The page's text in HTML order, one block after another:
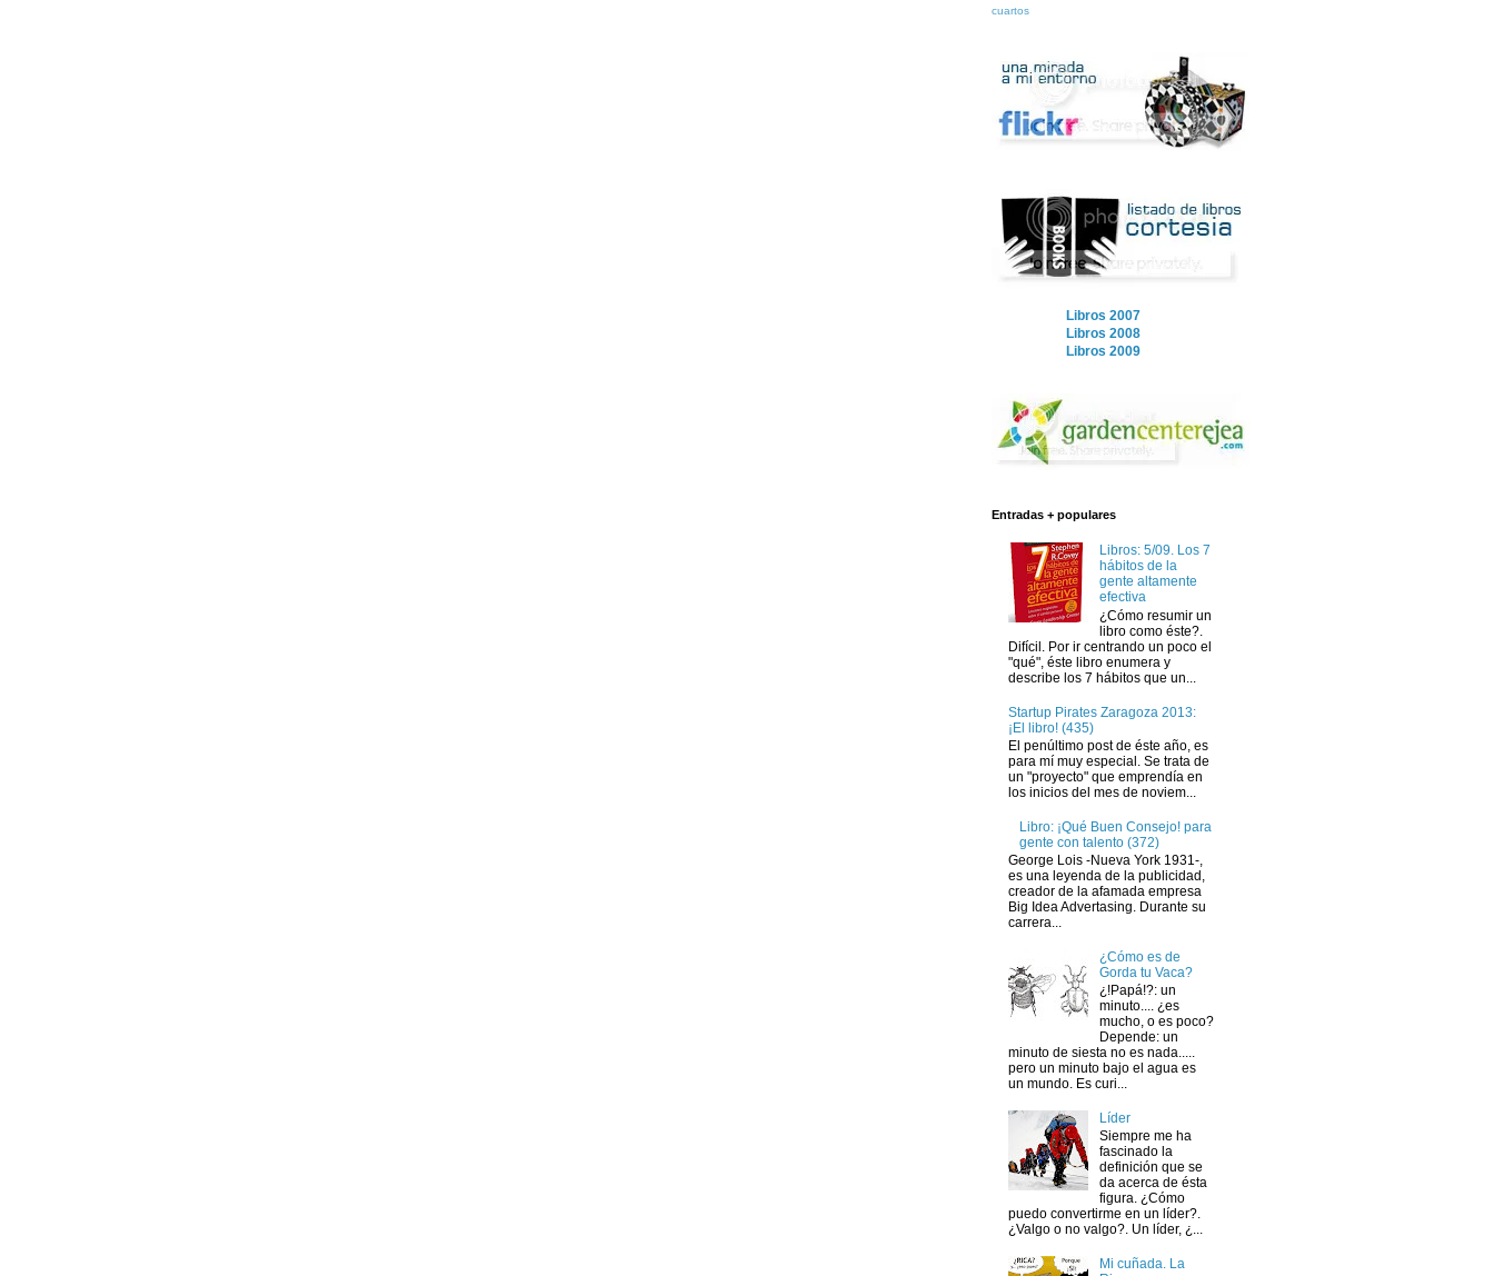
cuartos
Libros 2007
Libros 2008
Libros 2009
Entradas + populares
Libros: 5/09. Los 7
hábitos de la
gente altamente
efectiva
¿Cómo resumir un
libro como éste?.
Difícil. Por ir centrando un poco el
"qué", éste libro enumera y
describe los 7 hábitos que un...
Startup Pirates Zaragoza 2013:
¡El libro! (435)
El penúltimo post de éste año, es
para mí muy especial. Se trata de
un "proyecto" que emprendía en
los inicios del mes de noviem...
Libro: ¡Qué Buen Consejo! para
gente con talento (372)
George Lois -Nueva York 1931-,
es una leyenda de la publicidad,
creador de la afamada empresa
Big Idea Advertasing. Durante su
carrera...
¿Cómo es de
Gorda tu Vaca?
¿!Papá!?: un
minuto.... ¿es
mucho, o es poco?
Depende: un
minuto de siesta no es nada.....
pero un minuto bajo el agua es
un mundo. Es curi...
Líder
Siempre me ha
fascinado la
definición que se
da acerca de ésta
figura. ¿Cómo
puedo convertirme en un líder?.
¿Valgo o no valgo?. Un líder, ¿...
Mi cuñada. La